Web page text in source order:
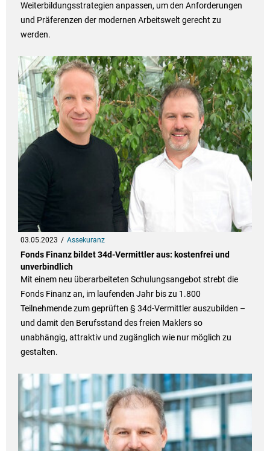
Weiterbildungsstrategien anpassen, um den Anforderungen
und Präferenzen der modernen Arbeitswelt gerecht zu
werden.
03.05.2023 Assekuranz
Fonds Finanz bildet 34d-Vermittler aus: kostenfrei und
unverbindlich
Mit einem neu überarbeiteten Schulungsangebot strebt die
Fonds Finanz an, im laufenden Jahr bis zu 1.800
Teilnehmende zum geprüften § 34d-Vermittler auszubilden –
und damit den Berufsstand des freien Maklers so
unabhängig, attraktiv und zugänglich wie nur möglich zu
gestalten.